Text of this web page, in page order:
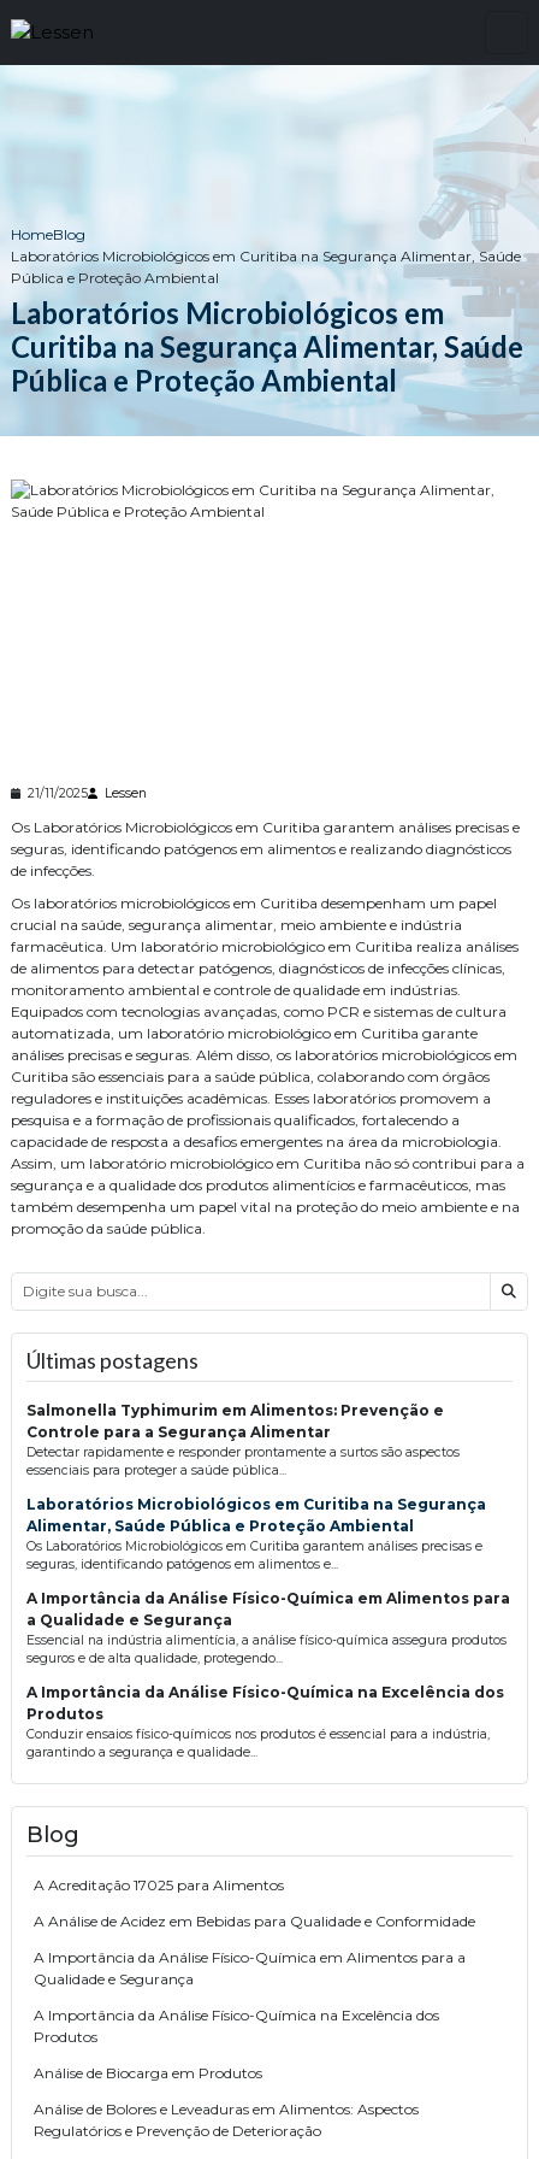
HomeBlog
Laboratórios Microbiológicos em Curitiba na Segurança Alimentar, Saúde
Pública e Proteção Ambiental
Laboratórios Microbiológicos em
Curitiba na Segurança Alimentar, Saúde
Pública e Proteção Ambiental
21/11/2025 Lessen
Os Laboratórios Microbiológicos em Curitiba garantem análises precisas e
seguras, identificando patógenos em alimentos e realizando diagnósticos
de infecções.
Os laboratórios microbiológicos em Curitiba desempenham um papel
crucial na saúde, segurança alimentar, meio ambiente e indústria
farmacêutica. Um laboratório microbiológico em Curitiba realiza análises
de alimentos para detectar patógenos, diagnósticos de infecções clínicas,
monitoramento ambiental e controle de qualidade em indústrias.
Equipados com tecnologias avançadas, como PCR e sistemas de cultura
automatizada, um laboratório microbiológico em Curitiba garante
análises precisas e seguras. Além disso, os laboratórios microbiológicos em
Curitiba são essenciais para a saúde pública, colaborando com órgãos
reguladores e instituições acadêmicas. Esses laboratórios promovem a
pesquisa e a formação de profissionais qualificados, fortalecendo a
capacidade de resposta a desafios emergentes na área da microbiologia.
Assim, um laboratório microbiológico em Curitiba não só contribui para a
segurança e a qualidade dos produtos alimentícios e farmacêuticos, mas
também desempenha um papel vital na proteção do meio ambiente e na
promoção da saúde pública.
Últimas postagens
Salmonella Typhimurim em Alimentos: Prevenção e
Controle para a Segurança Alimentar
Detectar rapidamente e responder prontamente a surtos são aspectos
essenciais para proteger a saúde pública...
Laboratórios Microbiológicos em Curitiba na Segurança
Alimentar, Saúde Pública e Proteção Ambiental
Os Laboratórios Microbiológicos em Curitiba garantem análises precisas e
seguras, identificando patógenos em alimentos e...
A Importância da Análise Físico-Química em Alimentos para
a Qualidade e Segurança
Essencial na indústria alimentícia, a análise físico-química assegura produtos
seguros e de alta qualidade, protegendo...
A Importância da Análise Físico-Química na Excelência dos
Produtos
Conduzir ensaios físico-químicos nos produtos é essencial para a indústria,
garantindo a segurança e qualidade...
Blog
A Acreditação 17025 para Alimentos
A Análise de Acidez em Bebidas para Qualidade e Conformidade
A Importância da Análise Físico-Química em Alimentos para a
Qualidade e Segurança
A Importância da Análise Físico-Química na Excelência dos
Produtos
Análise de Biocarga em Produtos
Análise de Bolores e Leveaduras em Alimentos: Aspectos
Regulatórios e Prevenção de Deterioração